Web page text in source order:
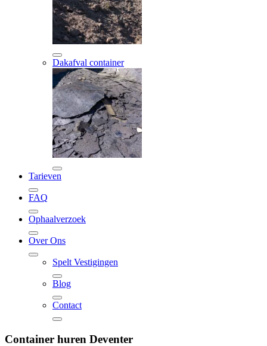
Dakafval container
Tarieven
FAQ
Ophaalverzoek
Over Ons
Spelt Vestigingen
Blog
Contact
Container huren Deventer